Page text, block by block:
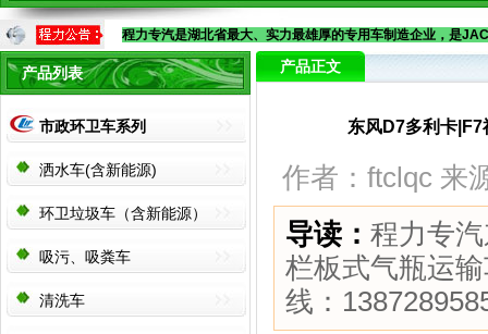
程力专汽是湖北省最大、实力最雄厚的专用车制造企业，是
产品列表
市政环卫车系列
洒水车(含新能源)
环卫垃圾车（含新能源）
吸污、吸粪车
清洗车
产品正文
东风D7多利卡
作者：ftclqc 来
导读： 程力专
栏板式气瓶运
线：